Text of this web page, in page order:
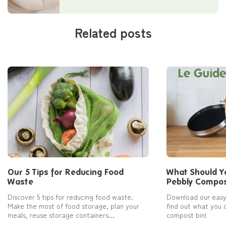
Related posts
Our 5 Tips for Reducing Food
Waste
Discover 5 tips for reducing food waste.
Make the most of food storage, plan your
meals, reuse storage containers…
What Should
Pebbly
Download our
find out what you
compost bin!